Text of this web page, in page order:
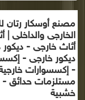
مصنع أوسكار رتان
الخارجى والداخلى |
أثاث خارجى -
ديكور خارجى -
- إكسسوارات
مستلزمات حدائق -
خشبية